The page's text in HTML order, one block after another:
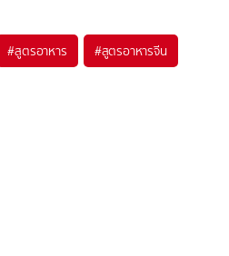
#สูตรอาหาร #สูตรอาหารจีน